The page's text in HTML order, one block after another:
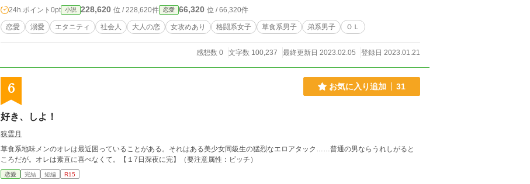
24h.ポイント 0pt 小説 228,620 位 / 228,620件 恋愛 66,320 位 / 66,320件
恋愛 溺愛 エタニティ 社会人 大人の恋 女攻めあり 格闘系女子 草食系男子 弟系男子 ＯＬ
感想数 0 文字数 100,237 最終更新日 2023.02.05 登録日 2023.01.21
6 お気に入り追加 31
好き、しよ！
狭雲月
草食系地味メンのオレは最近困っていることがある。それはある美少女同級生の猛烈なエロアタック……普通の男ならうれしがると
ころだが。オレは素直に喜べなくて。【１7日深夜に完】（要注意属性：ビッチ）
恋愛 完結 短編 R15